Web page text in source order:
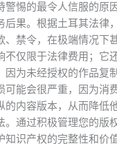
警惕的最令人信服的原
后果。根据土耳其法律
、禁令，在极端情况下
不仅限于法律费用；它
因为未经授权的作品复
可能会很严重，因为消
的内容版本，从而降低
。通过积极管理您的版
知识产权的完整性和价值